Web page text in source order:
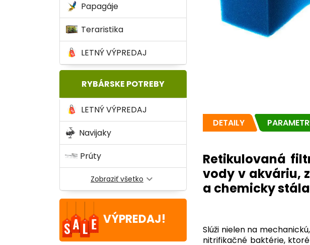
Papagáje
Teraristika
LETNÝ VÝPREDAJ
RYBÁRSKE POTREBY
LETNÝ VÝPREDAJ
Navijaky
Prúty
Zobraziť všetko expand_more
VÝPREDAJ!
DETAILY
Retikulovaná
vody v akváriu,
a chemicky
Slúži nielen na
nitrifikačné baktérie,